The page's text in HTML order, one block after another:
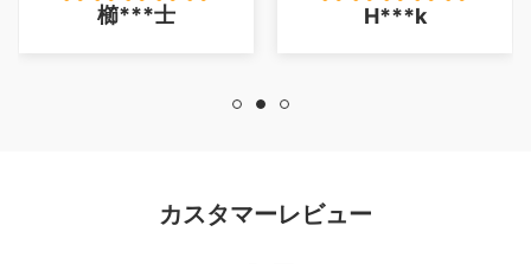
H***k
一足がフローリング
配送無料！最高でし
大***郎
カスタマーレビュー